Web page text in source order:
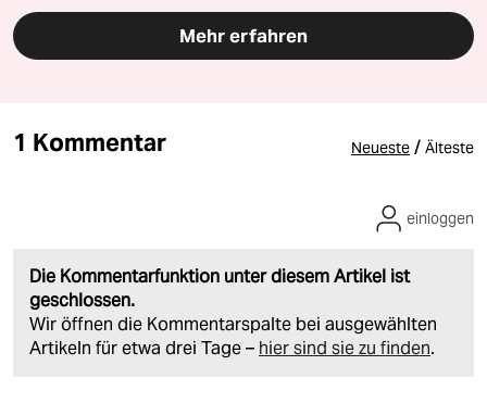
Mehr erfahren
1 Kommentar Neueste / Älteste
Die Kommentarfunktion unter diesem Artikel ist
geschlossen.
Wir öffnen die Kommentarspalte bei ausgewählten
Artikeln für etwa drei Tage – hier sind sie zu finden.
einloggen